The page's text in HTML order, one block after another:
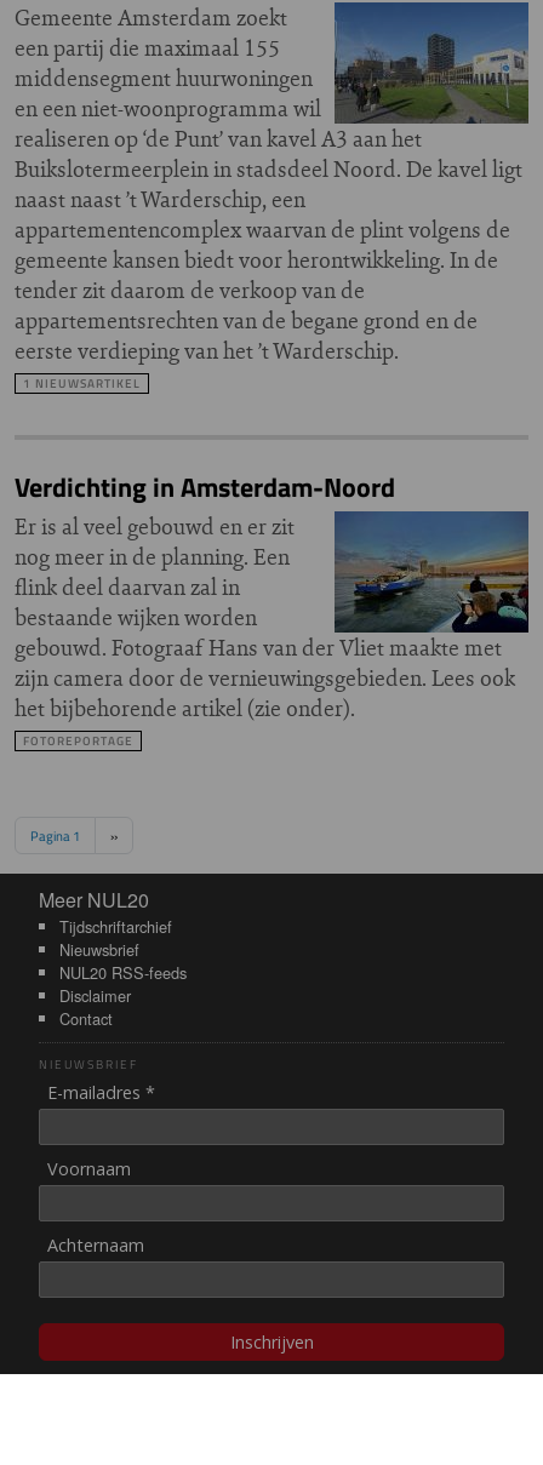
Gemeente Amsterdam zoekt
een partij die maximaal 155
middensegment huurwoningen
en een niet-woonprogramma wil
realiseren op ‘de Punt’ van kavel A3 aan het
Buikslotermeerplein in stadsdeel Noord. De kavel ligt
naast naast ’t Warderschip, een
appartementencomplex waarvan de plint volgens de
gemeente kansen biedt voor herontwikkeling. In de
tender zit daarom de verkoop van de
appartementsrechten van de begane grond en de
eerste verdieping van het ’t Warderschip.
1 NIEUWSARTIKEL
Verdichting in Amsterdam-Noord
Er is al veel gebouwd en er zit
nog meer in de planning. Een
flink deel daarvan zal in
bestaande wijken worden
gebouwd. Fotograaf Hans van der Vliet maakte met
zijn camera door de vernieuwingsgebieden. Lees ook
het bijbehorende artikel (zie onder).
FOTOREPORTAGE
Paginering
Pagina 1 Volgende pagina
››
Meer NUL20
Meer NUL20
Tijdschriftarchief
Nieuwsbrief
NUL20 RSS-feeds
Disclaimer
Contact
NIEUWSBRIEF
E-mailadres *
Voornaam
Achternaam
Inschrijven